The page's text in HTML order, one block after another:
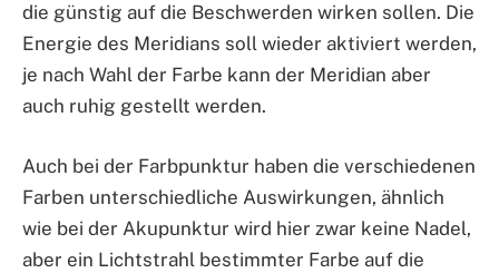
die günstig auf die Beschwerden wirken sollen. Die
Energie des Meridians soll wieder aktiviert werden,
je nach Wahl der Farbe kann der Meridian aber
auch ruhig gestellt werden.
Auch bei der Farbpunktur haben die verschiedenen
Farben unterschiedliche Auswirkungen, ähnlich
wie bei der Akupunktur wird hier zwar keine Nadel,
aber ein Lichtstrahl bestimmter Farbe auf die